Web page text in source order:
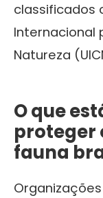
classificados
Internacional
Natureza
O que
proteger
fauna